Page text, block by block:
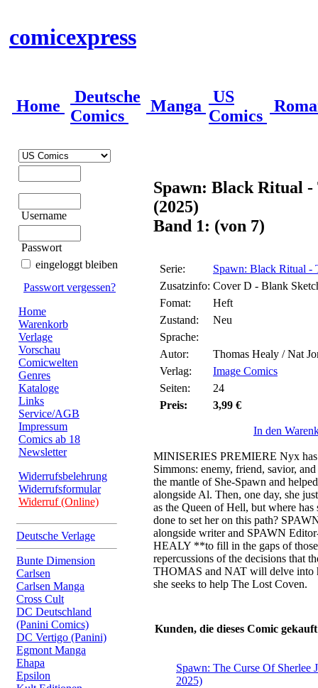
comicexpress
Home
Deutsche
Comics
Manga
US
Comics
Username
Passwort
eingeloggt bleiben
Passwort vergessen?
Home
Warenkorb
Verlage
Vorschau
Comicwelten
Genres
Kataloge
Links
Service/AGB
Impressum
Comics ab 18
Newsletter
Widerrufsbelehrung
Widerrufsformular
Widerruf (Online)
Deutsche Verlage
Bunte Dimension
Carlsen
Carlsen Manga
Cross Cult
DC Deutschland
(Panini Comics)
DC Vertigo (Panini)
Egmont Manga
Ehapa
Epsilon
Spawn: Black Ritual
(2025)
Band 1: (von 7)
Serie:
Spawn: Black Ritual
Zusatzinfo: Cover D - Blank
Fomat:
Heft
Zustand:
Neu
Sprache:
Autor:
Thomas Healy / Nat
Verlag:
Image Comics
Seiten:
24
Preis:
3,99 €
In den
MINISERIES PREMIERE Nyx has
Simmons: enemy, friend, savior,
the mantle of She-Spawn and
alongside Al. Then, one day, she
as the Queen of Hell, but where has
done to set her on this path?
alongside writer and SPAWN
HEALY **to fill in the gaps of
repercussions of the decisions that
THOMAS and NAT will delve into
she seeks to help The Lost Coven.
Kunden, die dieses Comic
Spawn: The Curse Of Sherlee
2025)